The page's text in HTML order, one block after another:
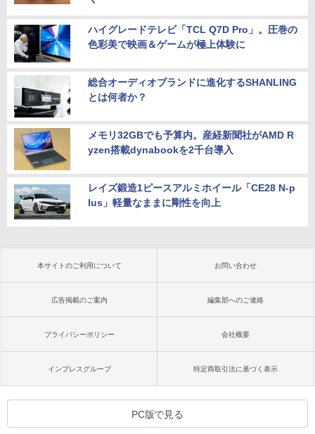
ハイグレードテレビ「TCL Q7D Pro」。圧巻の
色彩美で映画＆ゲームが極上体験に
総合オーディオブランドに進化するSHANLING
とは何者か？
メモリ32GBでも予算内。産経新聞社がAMD R
yzen搭載dynabookを2千台導入
レイズ鍛造1ピースアルミホイール「CE28 N-p
lus」軽量なままに剛性を向上
本サイトのご利用について お問い合わせ
広告掲載のご案内 編集部へのご連絡
プライバシーポリシー 会社概要
インプレスグループ 特定商取引法に基づく表示
PC版で見る